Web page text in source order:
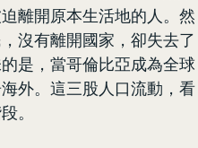
離開原本生活地的人。然
沒有離開國家，卻失去了
是，當哥倫比亞成為全球
外。這三股人口流動，看
。